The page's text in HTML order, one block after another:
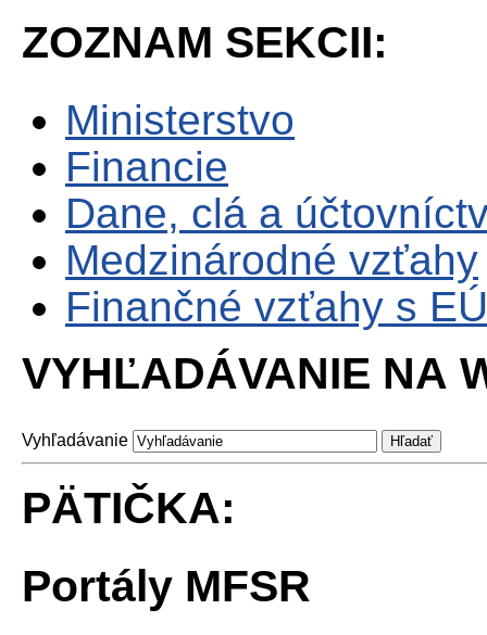
ZOZNAM SEKCII:
Ministerstvo
Financie
Dane, clá a
Medzinárodné vzťahy
Finančné vzťahy s EÚ
VYHĽADÁVANIE NA
Vyhľadávanie
PÄTIČKA:
Portály MFSR